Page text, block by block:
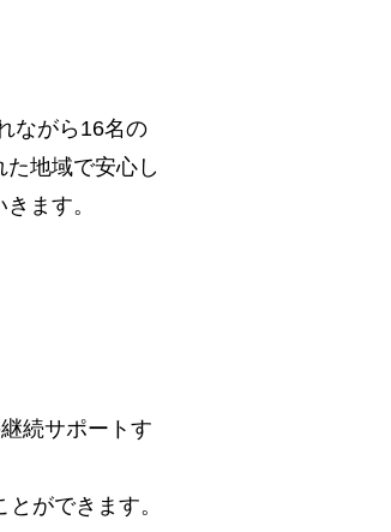
ながら16名の
地域で安心し
ます。
続サポートす
ができます。